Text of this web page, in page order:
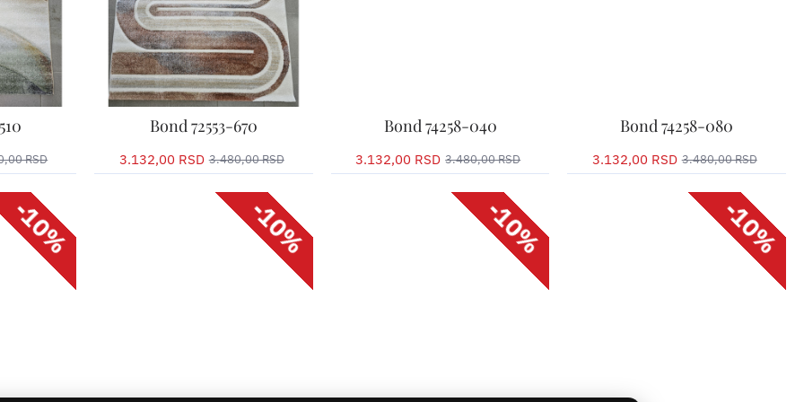
Upišite željenu dužinu u
santimetrima
-10% -10%
Bond 72553-670
-10%
Bond 74258-040
-10%
Bond 74258-080